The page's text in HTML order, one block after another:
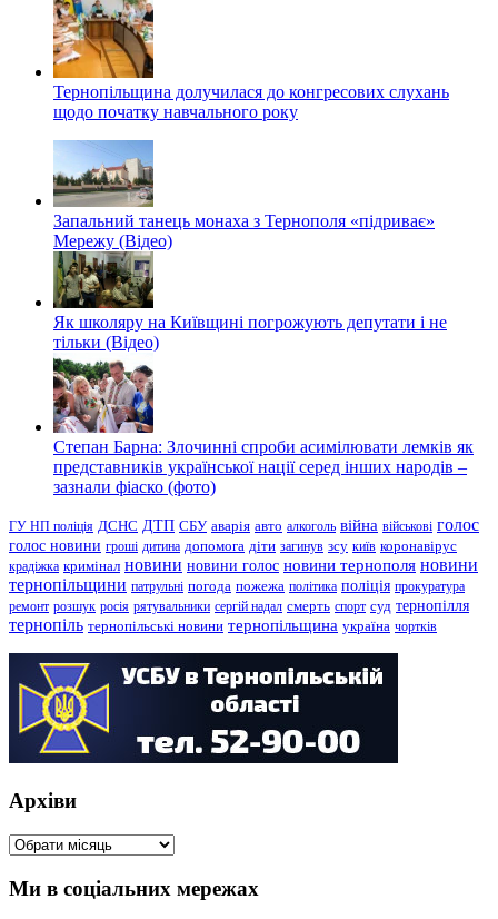
Тернопільщина долучилася до конгресових слухань
щодо початку навчального року
Запальний танець монаха з Тернополя «підриває»
Мережу (Відео)
Як школяру на Київщині погрожують депутати і не
тільки (Відео)
Степан Барна: Злочинні спроби асимілювати лемків як
представників української нації серед інших народів –
зазнали фіаско (фото)
ГУ НП поліція ДСНС ДТП СБУ аварія авто алкоголь війна військові голос
голос новини гроші дитина допомога діти загинув зсу київ коронавірус
крадіжка кримінал новини новини голос новини тернополя новини
тернопільщини патрульні погода пожежа політика поліція прокуратура
ремонт розшук росія рятувальники сергій надал смерть спорт суд тернопілля
тернопіль тернопільські новини тернопільщина україна чортків
Архіви
Архіви
Ми в соціальних мережах